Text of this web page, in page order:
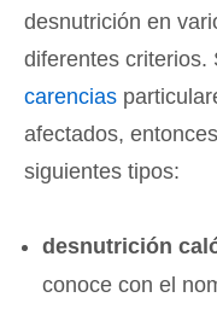
desnutrición en
diferentes criterios.
carencias
afectados,
siguientes tipos:
desnutrición
conoce con el